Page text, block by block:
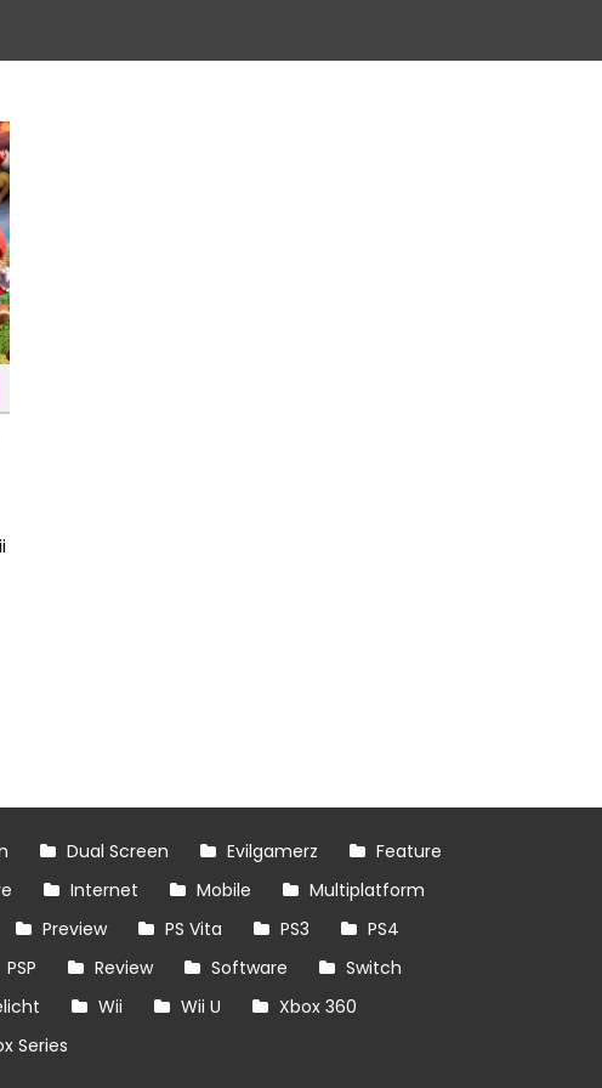
Dual Screen Evilgamerz
Feature
Internet Mobile
Multiplatform
Preview PS Vita PS3
PS4
PSP Review Software
Switch
Wii Wii U
Xbox 360
Series